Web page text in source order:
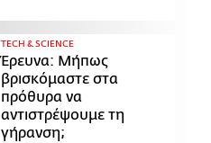
ΤECH & SCIENCE
Έρευνα: Μήπως
βρισκόμαστε στα
πρόθυρα να
αντιστρέψουμε τη
γήρανση;